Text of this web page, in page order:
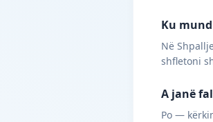
Ku
Në
shfletoni
A janë
Po —